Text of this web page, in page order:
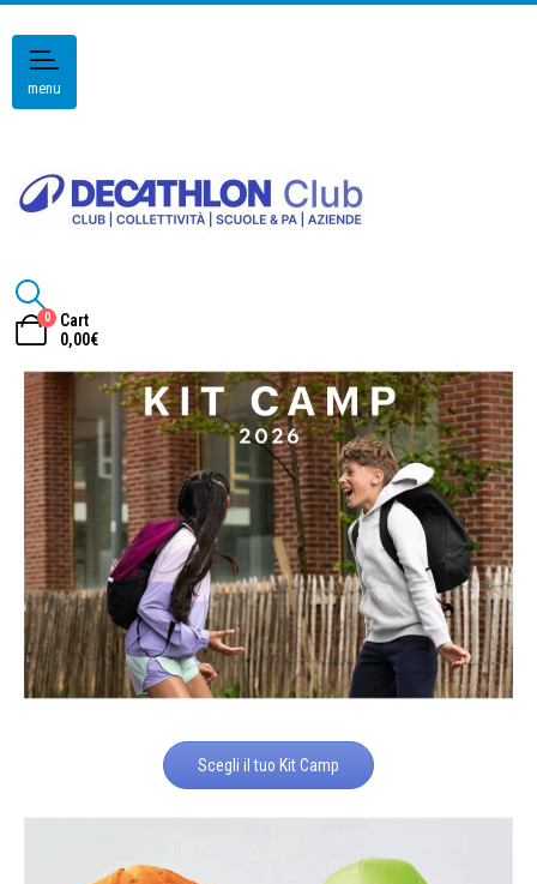
menu
0
Cart
0,00€
Scegli il tuo Kit Camp